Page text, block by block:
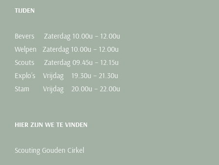
TIJDEN
Bevers Zaterdag 10.00u – 12.00u
Welpen Zaterdag 10.00u – 12.00u
Scouts Zaterdag 09.45u – 12.15u
Explo’s Vrijdag 19.30u – 21.30u
Stam Vrijdag 20.00u – 22.00u
HIER ZIJN WE TE VINDEN
Scouting Gouden Cirkel